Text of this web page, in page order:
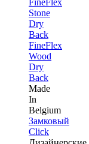
FineFlex
Stone
Dry
Back
FineFlex
Wood
Dry
Back
Made
In
Belgium
Замковый
Click